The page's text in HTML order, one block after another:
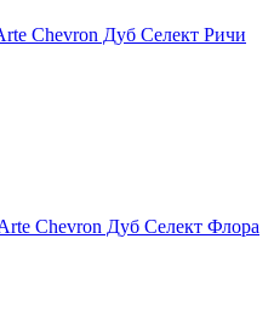
Chevron Дуб Селект Ричи
Chevron Дуб Селект Флора